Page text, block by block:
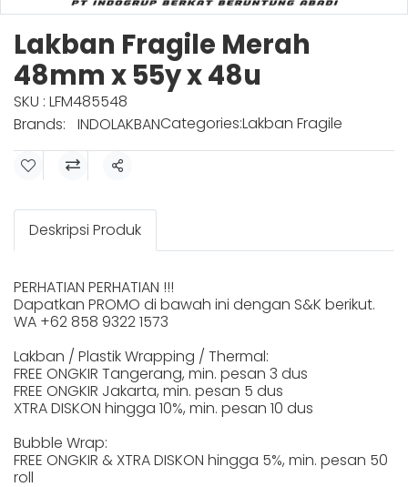
Lakban Fragile Merah
48mm x 55y x 48u
SKU : LFM485548
Brands:
INDOLAKBANCategories:Lakban Fragile
Share
Deskripsi Produk
PERHATIAN PERHATIAN !!!
Dapatkan PROMO di bawah ini dengan S&K berikut.
WA +62 858 9322 1573
Lakban / Plastik Wrapping / Thermal:
FREE ONGKIR Tangerang, min. pesan 3 dus
FREE ONGKIR Jakarta, min. pesan 5 dus
XTRA DISKON hingga 10%, min. pesan 10 dus
Bubble Wrap:
FREE ONGKIR & XTRA DISKON hingga 5%, min. pesan 50
roll